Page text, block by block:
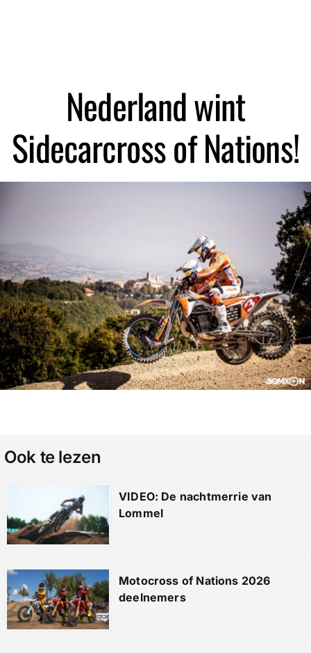
Nederland wint
Sidecarcross of Nations!
Ook te lezen
VIDEO: De nachtmerrie van
Lommel
Motocross of Nations 2026
deelnemers